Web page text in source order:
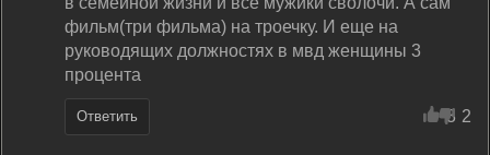
фильм(три фильма) на троечку. И еще на
руководящих должностях в мвд женщины 3
процента
Ответить 3 2